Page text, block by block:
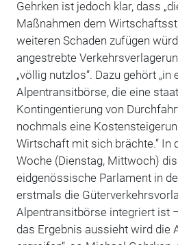
Gehrken ist jedoch klar, dass
Maßnahmen dem
weiteren Schaden zufügen
angestrebte
„völlig nutzlos“. Dazu gehört
Alpentransitbörse, die eine
Kontingentierung von
nochmals eine
Wirtschaft mit sich brächte.“ In
Woche (Dienstag, Mittwoch)
eidgenössische Parlament in
erstmals die
Alpentransitbörse integriert ist
das Ergebnis aussieht wird die